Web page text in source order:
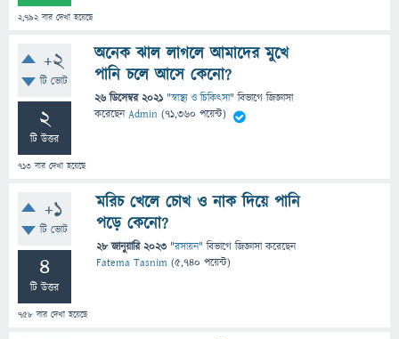
2,792বার দেখা হয়েছে
+2
টি ভোট
2
টি উত্তর
713 বার দেখা হয়েছে
অনেক ঝাল লাগলে আমাদের মুখে
পানি চলে আসে কেনো?
26 ডিসেম্বর 2021 "স্বাস্থ্য ও চিকিৎসা" বিভাগে জিজ্ঞাসা
করেছেনAdmin (71,360 পয়েন্ট)
+1
টি ভোট
4
টি উত্তর
758 বার দেখা হয়েছে
মরিচ খেলে চোখ ও নাক দিয়ে পানি
পড়ে কেনো?
28 জানুয়ারি 2023 "রসায়ন" বিভাগে জিজ্ঞাসাকরেছেন
Fatema Tasnim (5,740 পয়েন্ট)